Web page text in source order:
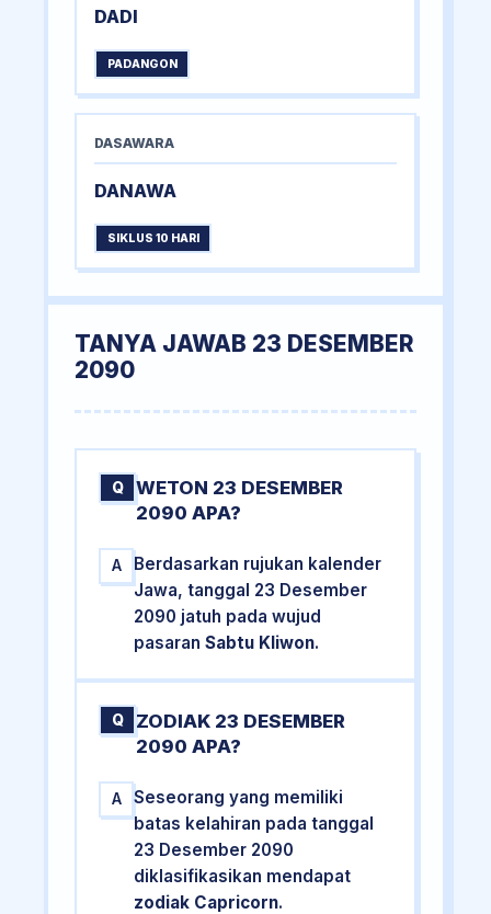
DADI
PADANGON
DASAWARA
DANAWA
SIKLUS 10 HARI
TANYA JAWAB 23 DESEMBER
2090
Q
WETON 23 DESEMBER
2090 APA?
A
Berdasarkan rujukan kalender
Jawa, tanggal 23 Desember
2090 jatuh pada wujud
pasaranSabtu Kliwon.
Q
ZODIAK 23 DESEMBER
2090 APA?
A
Seseorang yang memiliki
batas kelahiran pada tanggal
23 Desember 2090
diklasifikasikan mendapat
zodiak Capricorn.